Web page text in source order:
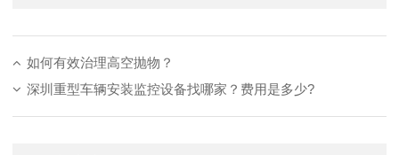
如何有效治理高空抛物？
深圳重型车辆安装监控设备找哪家？费用是多少?